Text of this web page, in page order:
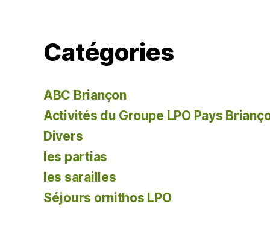
Catégories
ABC Briançon
Activités du Groupe LPO Pays
Divers
les partias
les sarailles
Séjours ornithos LPO